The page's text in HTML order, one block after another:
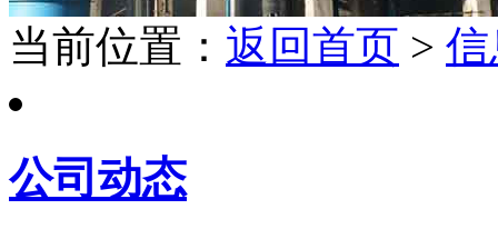
当前位置： 返回首页 >
公司动态